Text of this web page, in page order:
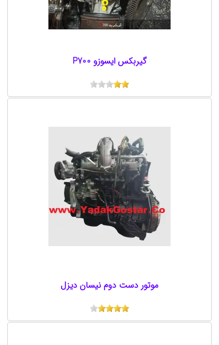
گیربکس ایسوزو P700
موتور دست دوم نیسان دیزل